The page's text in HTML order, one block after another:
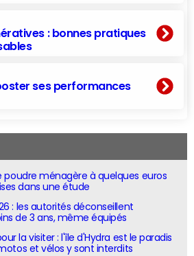
: bonnes pratiques
ses performances
poudre ménagère à quelques euros
dans une étude
: les autorités déconseillent
de 3 ans, même équipés
la visiter : l'île d'Hydra est le paradis
et vélos y sont interdits